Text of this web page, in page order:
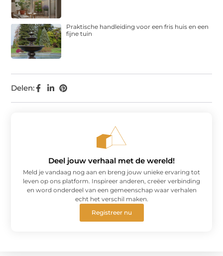
Delen:
Praktische handleiding voor een fris huis en een
fijne tuin
Deel jouw verhaal met de wereld!
Meld je vandaag nog aan en breng jouw unieke ervaring tot
leven op ons platform. Inspireer anderen, creëer verbinding
en word onderdeel van een gemeenschap waar verhalen
echt het verschil maken.
Registreer nu